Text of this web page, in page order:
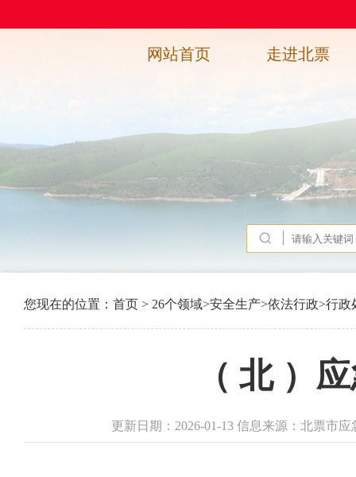
网站首页 走进北票
您现在的位置： 首页 > 26个领域>安全生产>依法行政>行政
（ 北 ）
更新日期：2026-01-13 信息来源：北票市